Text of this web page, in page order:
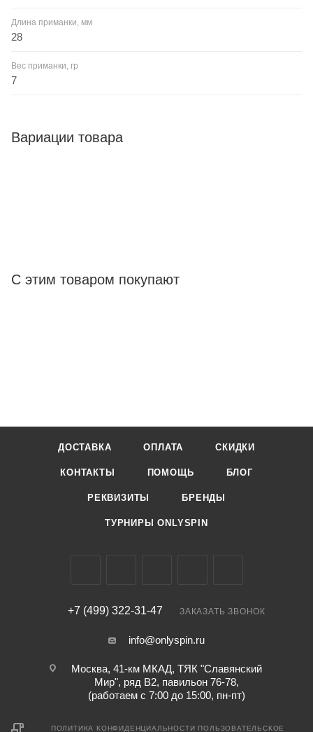
Длина приманки, мм
28
Вес приманки, гр
7
Вариации товара
С этим товаром покупают
ДОСТАВКА ОПЛАТА СКИДКИ
КОНТАКТЫ ПОМОЩЬ БЛОГ
РЕКВИЗИТЫ БРЕНДЫ
ТУРНИРЫ ONLYSPIN
+7 (499) 322-31-47 ЗАКАЗАТЬ ЗВОНОК
info@onlyspin.ru
Москва, 41-км МКАД, ТЯК "Славянский
Мир", ряд В2, павильон 76-78,
(работаем с 7:00 до 15:00, пн-пт)
ПОЛИТИКА КОНФИДЕНЦИАЛЬНОСТИ ПОЛЬЗОВАТЕЛЬСКОЕ